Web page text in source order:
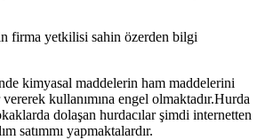
firma yetkilisi sahin özerden bilgi
kimyasal maddelerin ham maddelerini
kullanımına engel olmaktadır.Hurda
dolaşan hurdacılar şimdi internetten
satımmı yapmaktalardır.